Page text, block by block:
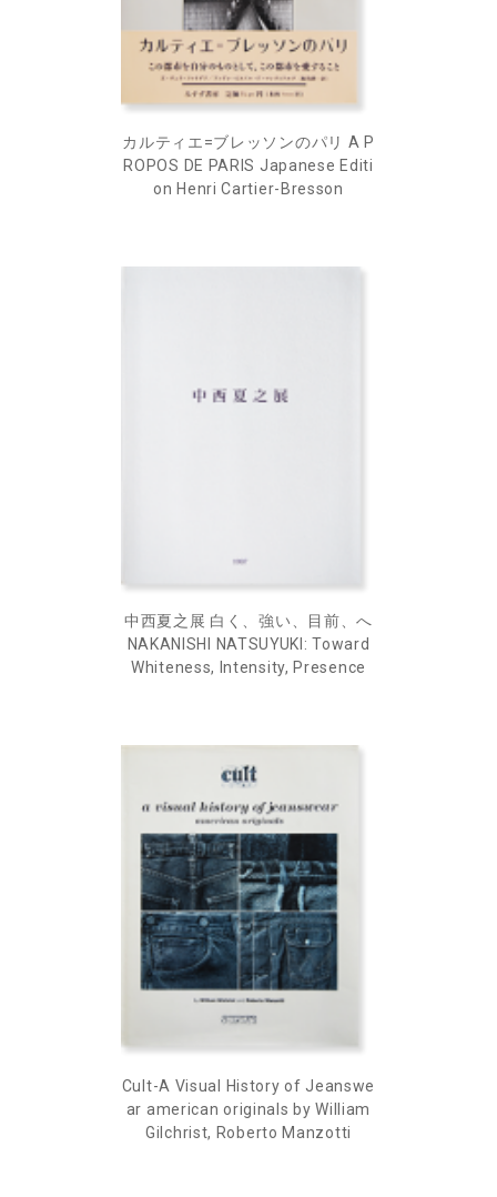
カルティエ=ブレッソンのパリ A P
ROPOS DE PARIS Japanese Editi
on Henri Cartier-Bresson
中西夏之展 白く、強い、目前、へ
NAKANISHI NATSUYUKI: Toward
Whiteness, Intensity, Presence
Cult-A Visual History of Jeanswe
ar american originals by William
Gilchrist, Roberto Manzotti